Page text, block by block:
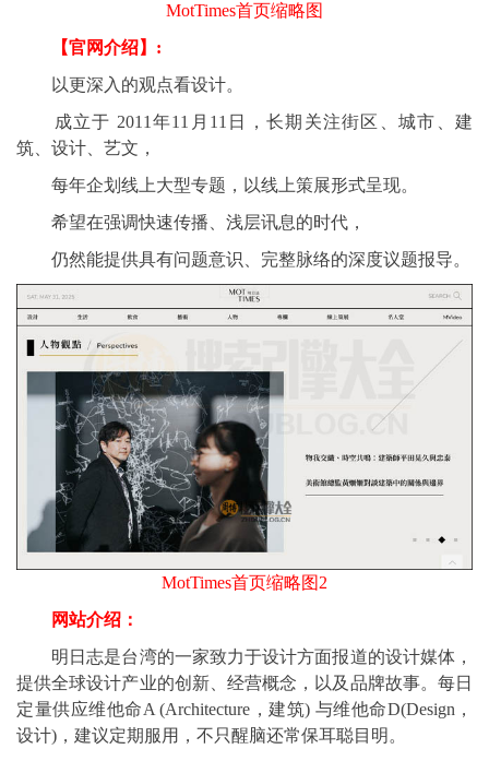
MotTimes首页缩略图
【官网介绍】:
以更深入的观点看设计。
成立于 2011年11月11日，长期关注街区、城市、建
筑、设计、艺文，
每年企划线上大型专题，以线上策展形式呈现。
希望在强调快速传播、浅层讯息的时代，
仍然能提供具有问题意识、完整脉络的深度议题报导。
MotTimes首页缩略图2
网站介绍：
明日志是台湾的一家致力于设计方面报道的设计媒体，
提供全球设计产业的创新、经营概念，以及品牌故事。每日
定量供应维他命A (Architecture，建筑) 与维他命D(Design，
设计)，建议定期服用，不只醒脑还常保耳聪目明。